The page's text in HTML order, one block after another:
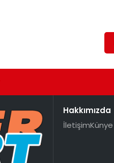
Hakkımızda
İletişimKünye